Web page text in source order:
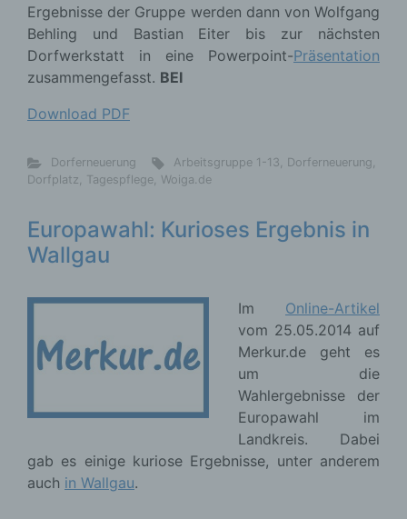
Ergebnisse der Gruppe werden dann von Wolfgang
Behling und Bastian Eiter bis zur nächsten
Dorfwerkstatt in eine Powerpoint-Präsentation
zusammengefasst. BEI
Download PDF
Dorferneuerung Arbeitsgruppe 1-13, Dorferneuerung,
Dorfplatz, Tagespflege, Woiga.de
Europawahl: Kurioses Ergebnis in
Wallgau
Im Online-Artikel
vom 25.05.2014 auf
Merkur.de geht es
um die
Wahlergebnisse der
Europawahl im
Landkreis. Dabei
gab es einige kuriose Ergebnisse, unter anderem
auch in Wallgau.